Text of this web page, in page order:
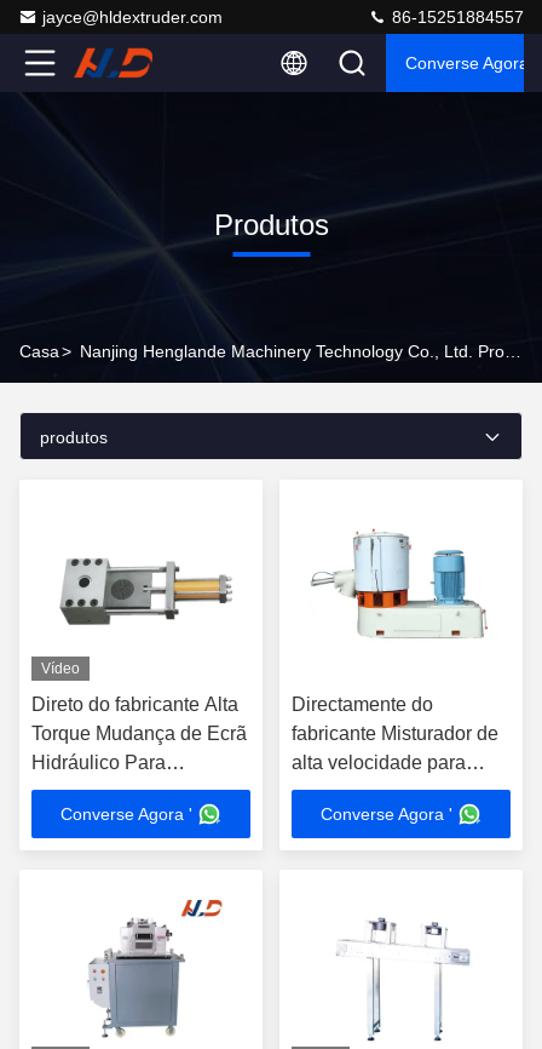
jayce@hldextruder.com 86-15251884557
Converse Agora
Produtos
Casa>
produtos
Vídeo
Direto do fabricante Alta
Torque Mudança de Ecrã
Hidráulico Para
extrusores de parafusos
de plástico duplo Liga de
aço Ecrã rápido
Converse Agora '
Directamente do
fabricante Misturador de
alta velocidade para
extrusores de plástico de
parafusos simples e
duplos
Converse Agora '